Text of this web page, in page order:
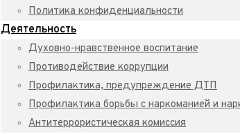
Политика конфиденциальности
Деятельность
Духовно-нравственное воспитание
Противодействие коррупции
Профилактика, предупреждение ДТП
Профилактика борьбы с наркоманией и
Антитеррористическая комиссия